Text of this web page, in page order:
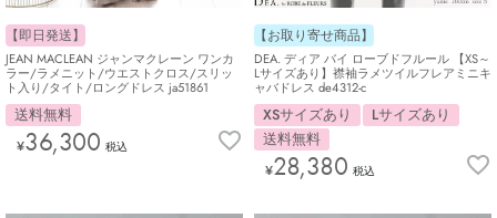
【即日発送】
JEAN MACLEAN ジャンマクレーン ワンカ
ラー/ラメニット/ウエストクロス/スリッ
ト入り/タイト/ロングドレス ja51861
送料無料
¥36,300 税込
【お取り寄せ商品】
DEA. ディア バイ ローブドフルール 【XS～
Lサイズあり】襟袖ラメツイルフレアミニキ
ャバドレス de4312-c
XSサイズあり
Lサイズあり
送料無料
¥28,380 税込